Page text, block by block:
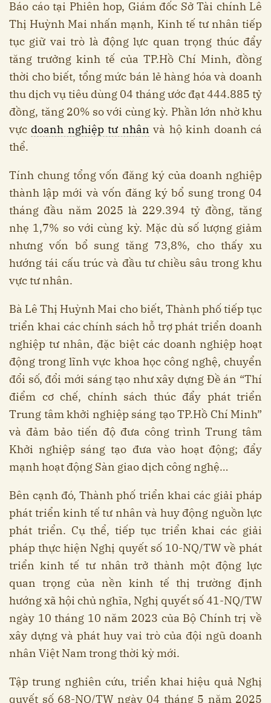
Báo cáo tại Phiên hop, Giám đốc Sở Tài chính Lê
Thị Huỳnh Mai nhấn mạnh, Kinh tế tư nhân tiếp
tục giữ vai trò là động lực quan trọng thúc đẩy
tăng trưởng kinh tế của TP.Hồ Chí Minh, đồng
thời cho biết, tổng mức bán lẻ hàng hóa và doanh
thu dịch vụ tiêu dùng 04 tháng ước đạt 444.885 tỷ
đồng, tăng 20% so với cùng kỳ. Phần lớn nhờ khu
vực doanh nghiệp tư nhân và hộ kinh doanh cá
thể.
Tính chung tổng vốn đăng ký của doanh nghiệp
thành lập mới và vốn đăng ký bổ sung trong 04
tháng đầu năm 2025 là 229.394 tỷ đồng, tăng
nhẹ 1,7% so với cùng kỳ. Mặc dù số lượng giảm
nhưng vốn bổ sung tăng 73,8%, cho thấy xu
hướng tái cấu trúc và đầu tư chiều sâu trong khu
vực tư nhân.
Bà Lê Thị Huỳnh Mai cho biết, Thành phố tiếp tục
triển khai các chính sách hỗ trợ phát triển doanh
nghiệp tư nhân, đặc biệt các doanh nghiệp hoạt
động trong lĩnh vực khoa học công nghệ, chuyển
đổi số, đổi mới sáng tạo như xây dựng Đề án “Thí
điểm cơ chế, chính sách thúc đẩy phát triển
Trung tâm khởi nghiệp sáng tạo TP.Hồ Chí Minh”
và đảm bảo tiến độ đưa công trình Trung tâm
Khởi nghiệp sáng tạo đưa vào hoạt động; đẩy
mạnh hoạt động Sàn giao dịch công nghệ…
Bên cạnh đó, Thành phố triển khai các giải pháp
phát triển kinh tế tư nhân và huy động nguồn lực
phát triển. Cụ thể, tiếp tục triển khai các giải
pháp thực hiện Nghị quyết số 10-NQ/TW về phát
triển kinh tế tư nhân trở thành một động lực
quan trọng của nền kinh tế thị trường định
hướng xã hội chủ nghĩa, Nghị quyết số 41-NQ/TW
ngày 10 tháng 10 năm 2023 của Bộ Chính trị về
xây dựng và phát huy vai trò của đội ngũ doanh
nhân Việt Nam trong thời kỳ mới.
Tập trung nghiên cứu, triển khai hiệu quả Nghị
quyết số 68-NQ/TW ngày 04 tháng 5 năm 2025